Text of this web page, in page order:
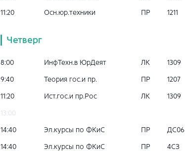
11:20 Осн.юр.техники ПР 1211
Четверг
8:00 ИнфТехн.в ЮрДеят ЛК 1309
9:40 Теория гос.и пр. ПР 1207
11:20 Ист.гос.и пр.Рос ЛК 1309
13:00
14:40 Эл.курсы по ФКиС ПР ДС06
14:40 Эл.курсы по ФКиС ПР 4СЗ